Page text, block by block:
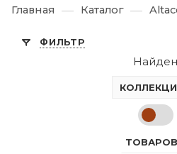
Главная — Каталог —
ФИЛЬТР
ТОВАРОВ